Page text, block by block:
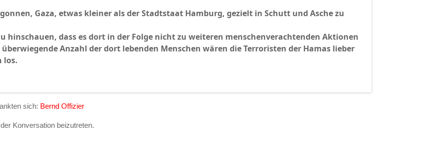
Gaza, etwas kleiner als der Stadtstaat Hamburg, gezielt in Schutt und Asche zu
hinschauen, dass es dort in der Folge nicht zu weiteren menschenverachtenden Aktionen
Anzahl der dort lebenden Menschen wären die Terroristen der Hamas lieber
los.
sich: Bernd Offizier
Konversation beizutreten.